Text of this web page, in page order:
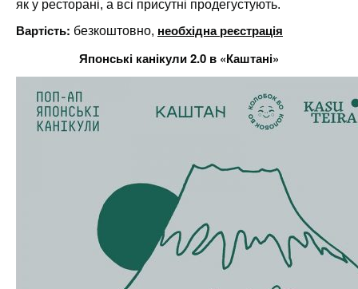
як у ресторані, а всі присутні продегустують.
Вартість: безкоштовно, необхідна реєстрація
Японські канікули 2.0 в «Каштані»